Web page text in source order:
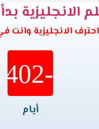
الانجليزية
احترف الانجليزية وانت في بيتك 6 مستويات من أكسفورد. الدورات
-1402
أيام